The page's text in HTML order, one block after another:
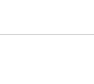
其思想左傾，開